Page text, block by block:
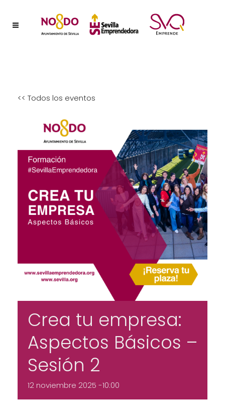
<< Todos los eventos
Crea tu empresa:
Aspectos Básicos –
Sesión 2
12 noviembre 2025 -10:00